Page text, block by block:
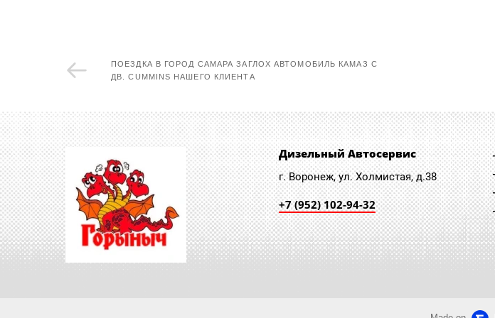
ПОЕЗДКА В ГОРОД САМАРА ЗАГЛОХ АВТОМОБИЛЬ КАМАЗ С
ДВ. СUMMINS НАШЕГО КЛИЕНТА
Дизельный Автосервис
г. Воронеж, ул. Холмистая, д.38
+7 (952) 102-94-32